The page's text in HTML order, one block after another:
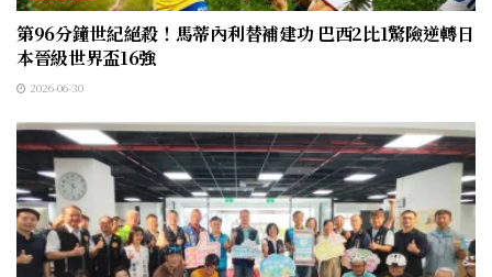
第96分鐘世紀絕殺！馬蒂內利替補建功 巴西2比1驚險逆轉日
本晉級世界盃16強
2026-06-30